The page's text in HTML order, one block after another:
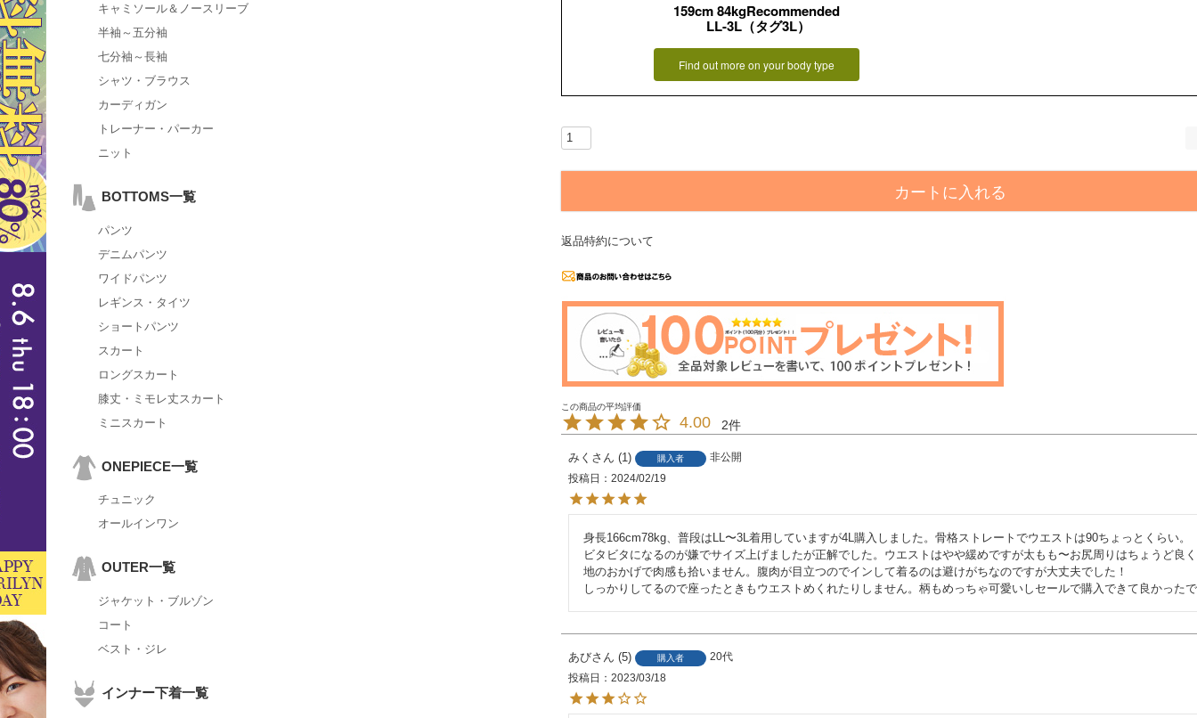
キャミソール＆ノースリーブ
半袖～五分袖
七分袖～長袖
シャツ・ブラウス
カーディガン
トレーナー・パーカー
ニット
BOTTOMS一覧
パンツ
デニムパンツ
ワイドパンツ
レギンス・タイツ
ショートパンツ
スカート
ロングスカート
膝丈・ミモレ丈スカート
ミニスカート
ONEPIECE一覧
チュニック
オールインワン
OUTER一覧
ジャケット・ブルゾン
コート
ベスト・ジレ
インナー下着一覧
159cm 84kgRecommended
LL-3L（タグ3L）
Find out more on your body type
カートに入れる
返品特約について
4.00 2
みく 1 購入者
非公開
投稿日
2024/02/19
身長166cm78kg、普段はLL〜3L着用していますが4L購入しました。骨格ストレートでウエストは90ちょっとくらい。
ビタビタになるのが嫌でサイズ上げましたが正解でした。ウエストはやや緩めですが太もも〜お尻周りはちょうど良
地のおかげで肉感も拾いません。腹肉が目立つのでインして着るのは避けがちなのですが大丈夫でした！
しっかりしてるので座ったときもウエストめくれたりしません。柄もめっちゃ可愛いしセールで購入できて良かった
あび 5 購入者
20代
投稿日
2023/03/18